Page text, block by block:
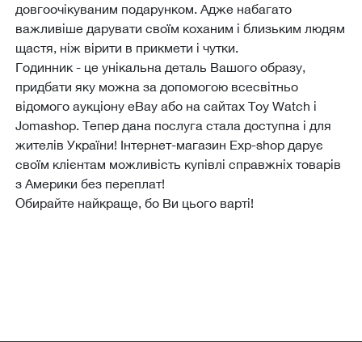
довгоочікуваним подарунком. Адже набагато
важливіше дарувати своїм коханим і близьким людям
щастя, ніж вірити в прикмети і чутки.
Годинник - це унікальна деталь Вашого образу,
придбати яку можна за допомогою всесвітньо
відомого аукціону eBay або на сайтах Toy Watch і
Jomashop. Тепер дана послуга стала доступна і для
жителів України! Інтернет-магазин Еxp-shop дарує
своїм клієнтам можливість купівлі справжніх товарів
з Америки без переплат!
Обирайте найкраще, бо Ви цього варті!